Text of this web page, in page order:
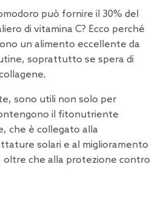
può fornire il 30% del
di vitamina C? Ecco perché
un alimento eccellente da
soprattutto se spera di
sono utili non solo per
il fitonutriente
che è collegato alla
solari e al miglioramento
oltre che alla protezione contro